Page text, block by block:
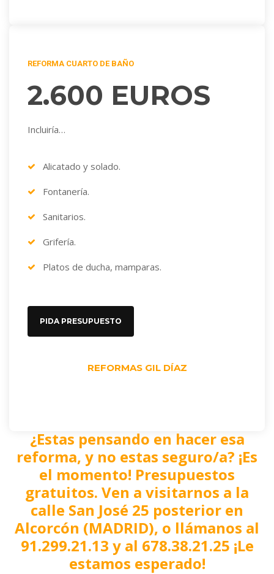
REFORMA CUARTO DE BAÑO
2.600 EUROS
Incluiría…
Alicatado y solado.
Fontanería.
Sanitarios.
Grifería.
Platos de ducha, mamparas.
PIDA PRESUPUESTO
REFORMAS GIL DÍAZ
¿Estas pensando en hacer esa
reforma, y no estas seguro/a? ¡Es
el momento! Presupuestos
gratuitos. Ven a visitarnos a la
calle San José 25 posterior en
Alcorcón (MADRID), o llámanos al
91.299.21.13 y al 678.38.21.25 ¡Le
estamos esperado!